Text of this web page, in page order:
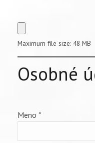
Maximum file size: 48 MB
Osobné
Meno *